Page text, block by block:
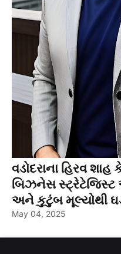
વડોદરાના હિરવ
બિઝનેસ
અને કુટુંબ મૂલ્યોથી
May 04, 2025